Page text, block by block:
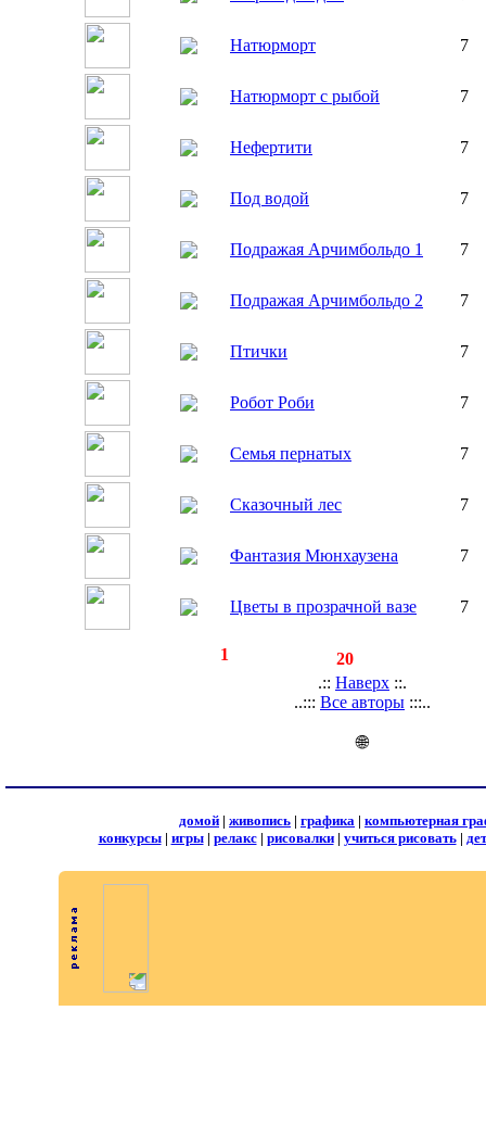
Натюрморт 7
Натюрморт с рыбой 7
Нефертити 7
Под водой 7
Подражая Арчимбольдо 1 7
Подражая Арчимбольдо 2 7
Птички 7
Робот Роби 7
Семья пернатых 7
Сказочный лес 7
Фантазия Mюнхаузена 7
Цветы в прозрачной вазе 7
1
20
.:: Наверх ::.
..::: Все авторы :::..
🌐
домой | живопись | графика | компьютерная
конкурсы| игры| релакс| рисовалки| учиться рисовать|